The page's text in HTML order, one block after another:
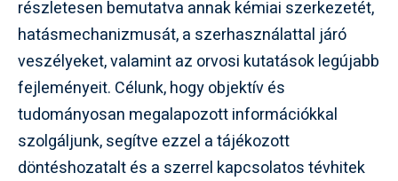
részletesen bemutatva annak kémiai szerkezetét,
hatásmechanizmusát, a szerhasználattal járó
veszélyeket, valamint az orvosi kutatások legújabb
fejleményeit. Célunk, hogy objektív és
tudományosan megalapozott információkkal
szolgáljunk, segítve ezzel a tájékozott
döntéshozatalt és a szerrel kapcsolatos tévhitek